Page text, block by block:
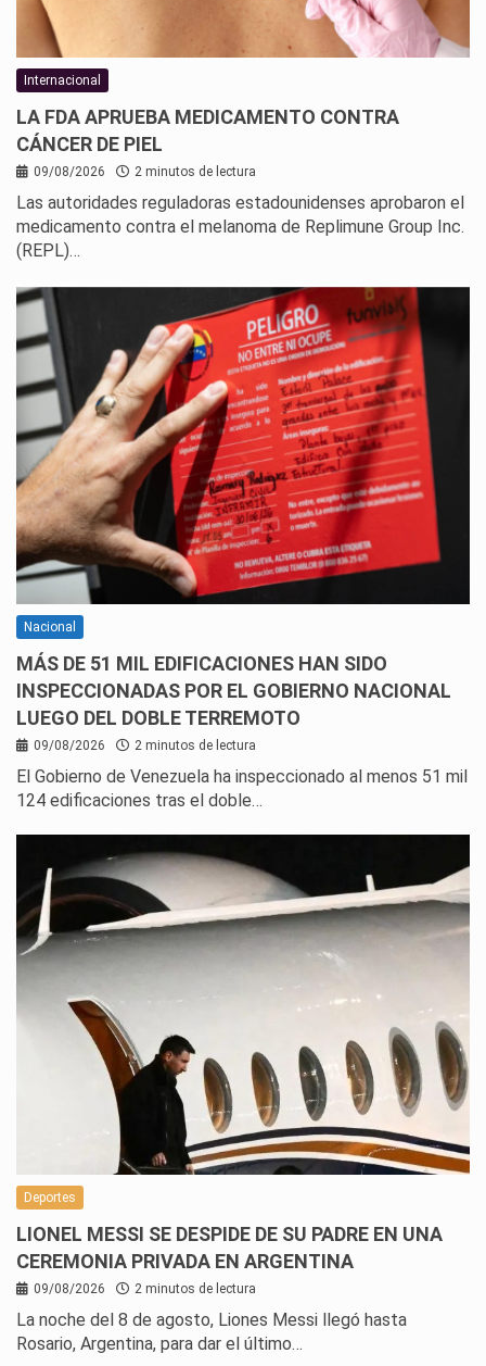
Internacional
LA FDA APRUEBA MEDICAMENTO CONTRA
CÁNCER DE PIEL
09/08/2026 2 minutos de lectura
Las autoridades reguladoras estadounidenses aprobaron el
medicamento contra el melanoma de Replimune Group Inc.
(REPL)…
Nacional
MÁS DE 51 MIL EDIFICACIONES HAN SIDO
INSPECCIONADAS POR EL GOBIERNO NACIONAL
LUEGO DEL DOBLE TERREMOTO
09/08/2026 2 minutos de lectura
El Gobierno de Venezuela ha inspeccionado al menos 51 mil
124 edificaciones tras el doble…
Deportes
LIONEL MESSI SE DESPIDE DE SU PADRE EN UNA
CEREMONIA PRIVADA EN ARGENTINA
09/08/2026 2 minutos de lectura
La noche del 8 de agosto, Liones Messi llegó hasta
Rosario, Argentina, para dar el último…